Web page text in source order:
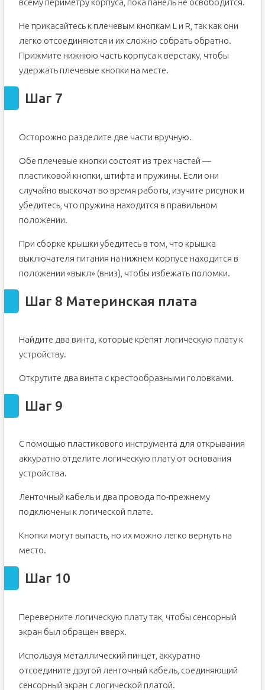
всему периметру корпуса, пока панель не освободится.
Не прикасайтесь к плечевым кнопкам L и R, так как они
легко отсоединяются и их сложно собрать обратно.
Прижмите нижнюю часть корпуса к верстаку, чтобы
удержать плечевые кнопки на месте.
Шаг 7
Осторожно разделите две части вручную.
Обе плечевые кнопки состоят из трех частей —
пластиковой кнопки, штифта и пружины. Если они
случайно выскочат во время работы, изучите рисунок и
убедитесь, что пружина находится в правильном
положении.
При сборке крышки убедитесь в том, что крышка
выключателя питания на нижнем корпусе находится в
положении «выкл» (вниз), чтобы избежать поломки.
Шаг 8 Материнская плата
Найдите два винта, которые крепят логическую плату к
устройству.
Открутите два винта с крестообразными головками.
Шаг 9
С помощью пластикового инструмента для открывания
аккуратно отделите логическую плату от основания
устройства.
Ленточный кабель и два провода по-прежнему
подключены к логической плате.
Кнопки могут выпасть, но их можно легко вернуть на
место.
Шаг 10
Переверните логическую плату так, чтобы сенсорный
экран был обращен вверх.
Используя металлический пинцет, аккуратно
отсоедините другой ленточный кабель, соединяющий
сенсорный экран с логической платой.